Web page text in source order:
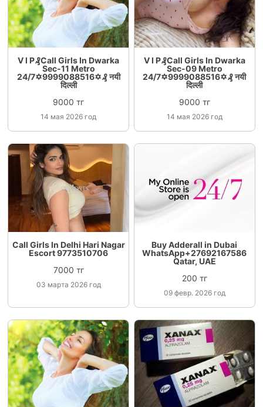
V I P₰Call Girls In Dwarka
Sec-11 Metro
24/7✡️9999088516✡️₰ नयी
दिल्ली
9000 тг
14 мая 2026 год
V I P₰Call Girls In Dwarka
Sec-09 Metro
24/7✡️9999088516✡️₰ नयी
दिल्ली
9000 тг
14 мая 2026 год
Call Girls In Delhi Hari Nagar
Escort 9773510706
7000 тг
03 марта 2026 год
Buy Adderall in Dubai
WhatsApp+27692167586
Qatar, UAE
200 тг
09 февр. 2026 год